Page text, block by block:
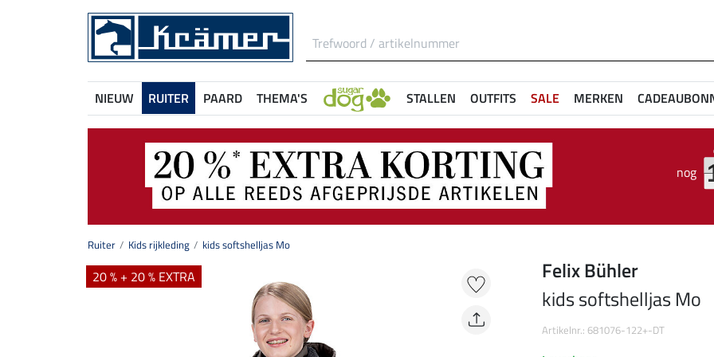
NIEUW RUITER PAARD THEMA'S STALLEN OUTFITS SALE MERKEN
nog
Ruiter Kids rijkleding kids softshelljas Mo
20 % + 20 % EXTRA
Felix Bühler
kids softshelljas Mo
Artikelnr.: 681076-122+-DT